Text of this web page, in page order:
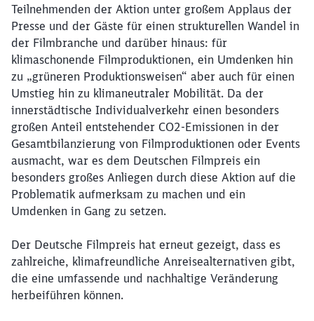
Teilnehmenden der Aktion unter großem Applaus der
Presse und der Gäste für einen strukturellen Wandel in
der Filmbranche und darüber hinaus: für
klimaschonende Filmproduktionen, ein Umdenken hin
zu „grüneren Produktionsweisen“ aber auch für einen
Umstieg hin zu klimaneutraler Mobilität. Da der
innerstädtische Individualverkehr einen besonders
großen Anteil entstehender CO2-Emissionen in der
Gesamtbilanzierung von Filmproduktionen oder Events
ausmacht, war es dem Deutschen Filmpreis ein
besonders großes Anliegen durch diese Aktion auf die
Problematik aufmerksam zu machen und ein
Umdenken in Gang zu setzen.
Der Deutsche Filmpreis hat erneut gezeigt, dass es
zahlreiche, klimafreundliche Anreisealternativen gibt,
die eine umfassende und nachhaltige Veränderung
herbeiführen können.